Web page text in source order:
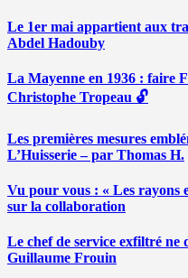
Le 1er mai appartient aux
Abdel Hadouby
La Mayenne en 1936 : faire
Christophe Tropeau 🔓
Les premières mesures
L’Huisserie – par Thomas H.
Vu pour vous : « Les rayons
sur la collaboration
Le chef de service exfiltré
Guillaume Frouin